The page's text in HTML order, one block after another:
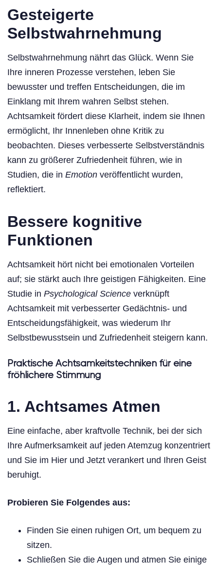
Gesteigerte
Selbstwahrnehmung
Selbstwahrnehmung nährt das Glück. Wenn Sie
Ihre inneren Prozesse verstehen, leben Sie
bewusster und treffen Entscheidungen, die im
Einklang mit Ihrem wahren Selbst stehen.
Achtsamkeit fördert diese Klarheit, indem sie Ihnen
ermöglicht, Ihr Innenleben ohne Kritik zu
beobachten. Dieses verbesserte Selbstverständnis
kann zu größerer Zufriedenheit führen, wie in
Studien, die in Emotion veröffentlicht wurden,
reflektiert.
Bessere kognitive
Funktionen
Achtsamkeit hört nicht bei emotionalen Vorteilen
auf; sie stärkt auch Ihre geistigen Fähigkeiten. Eine
Studie in Psychological Science verknüpft
Achtsamkeit mit verbesserter Gedächtnis- und
Entscheidungsfähigkeit, was wiederum Ihr
Selbstbewusstsein und Zufriedenheit steigern kann.
Praktische Achtsamkeitstechniken für eine
fröhlichere Stimmung
1. Achtsames Atmen
Eine einfache, aber kraftvolle Technik, bei der sich
Ihre Aufmerksamkeit auf jeden Atemzug konzentriert
und Sie im Hier und Jetzt verankert und Ihren Geist
beruhigt.
Probieren Sie Folgendes aus:
Finden Sie einen ruhigen Ort, um bequem zu
sitzen.
Schließen Sie die Augen und atmen Sie einige